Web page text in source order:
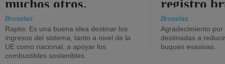
muchos otros.
Bruselas
Raptis: Es una buena idea destinar los
ingresos del sistema, tanto a nivel de la
UE como nacional, a apoyar los
combustibles sostenibles.
registro
Bruselas
Agradecimiento
destinadas a
buques evasivas.